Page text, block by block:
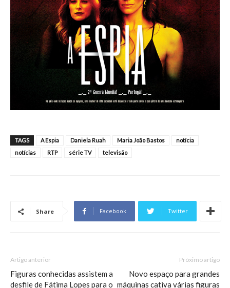
TAGS A Espia Daniela Ruah Maria João Bastos
notícia
notícias
RTP série TV televisão
Share Facebook Twitter
Artigo anterior
Figuras conhecidas assistem a
desfile de Fátima Lopes para o
Próximo artigo
Novo espaço para grandes
máquinas cativa várias figuras